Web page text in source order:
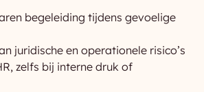
begeleiding tijdens gevoelige
juridische en operationele risico’s
zelfs bij interne druk of